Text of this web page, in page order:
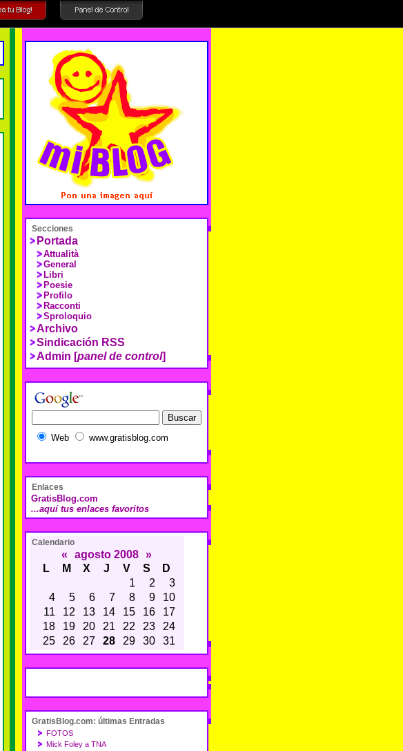
Secciones
Portada
Attualità
General
Libri
Poesie
Profilo
Racconti
Sproloquio
Archivo
Sindicación RSS
Admin [panel de control]
Web www.gratisblog.com
Enlaces
GratisBlog.com
...aquí tus enlaces favoritos
Calendario
« agosto 2008
»
L
M X J V S
D
1
2
3
4
5 6 7 8 9
10
11
12 13 14 15 16
17
18
19 20 21 22 23
24
25
26 27 28 29 30 31
GratisBlog.com: últimas Entradas
FOTOS
Mick Foley a TNA